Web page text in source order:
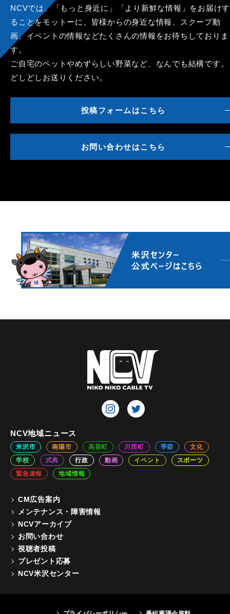
NCVでは、「もっと身近に」「より新鮮な情報」をお届けす
ることをモットーに、皆様からの身近な情報、スクープ動
画、イベントの情報などたくさんの情報をお待ちしておりま
す。
ご自宅のペットやめずらしい野菜など、なんでも結構です。
どしどしお送りください。
投稿フォームはこちら
お問い合わせはこちら
NCV地域ニュース
米沢市 南陽市 高畠町 川西町 季節
文化
学校
式典 行政 動画 イベント
スポーツ
緊急速報
地域情報
CM広告案内
メンテナンス・障害情報
NCVアーカイブ
お問い合わせ
視聴者投稿
プレゼント応募
NCV米沢センター